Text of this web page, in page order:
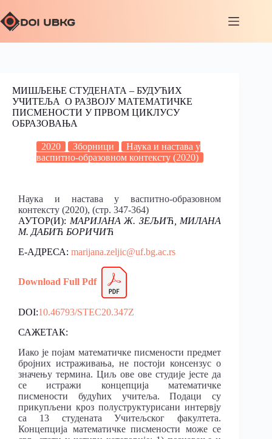
МИШЉЕЊЕ СТУДЕНАТА – БУДУЋИХ
УЧИТЕЉА О РАЗВОЈУ МАТЕМАТИЧКЕ
ПИСМЕНОСТИ У ПРВОМ ЦИКЛУСУ
ОБРАЗОВАЊА
2020 Зборници
Наука и настава у
васпитно-образовном контексту (2020)
Наука и настава у васпитно-образовном
контексту (2020), (стр. 347-364)
АУТОР(И): МАРИЈАНА Ж. ЗЕЉИЋ, МИЛАНА
М. ДАБИЋ БОРИЧИЋ
Е-АДРЕСА: marijana.zeljic@uf.bg.ac.rs
Download Full Pdf
DOI:10.46793/STEC20.347Z
САЖЕТАК:
Иако је појам математичке писмености предмет
бројних истраживања, не постоји консензус о
значењу термина. Циљ ове ове студије јесте да
се истражи концепција математичке
писмености будућих учитеља. Подаци су
прикупљени кроз полуструктурисани интервју
са 13 студената Учитељског факултета.
Концепција математичке писмености може се